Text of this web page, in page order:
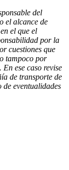
del
el alcance de
el que el
por la
cuestiones que
tampoco por
ese caso revise
de transporte de
de eventualidades